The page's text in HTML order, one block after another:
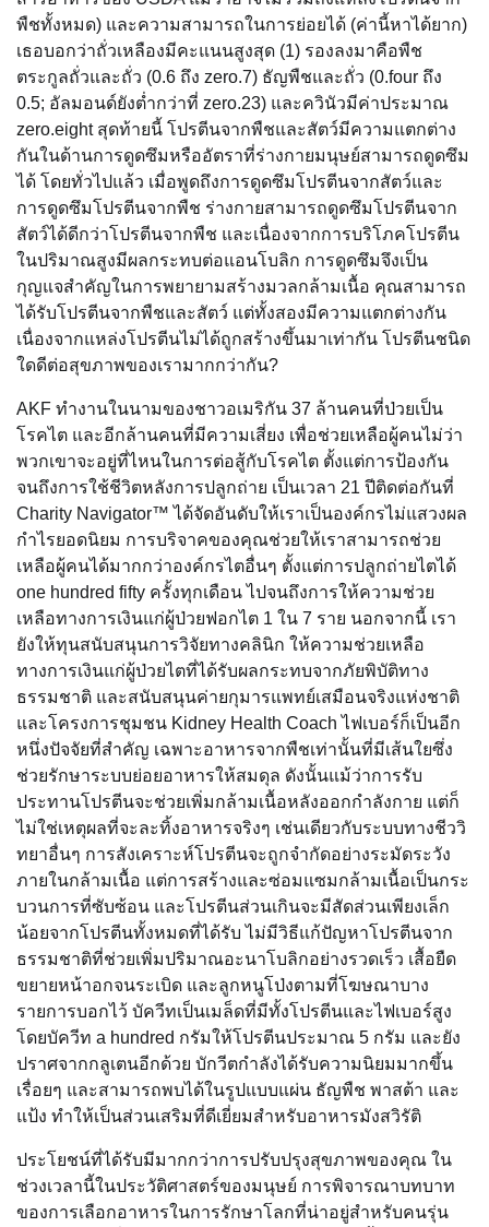
พืชทั้งหมด) และความสามารถในการย่อยได้ (ค่านี้หาได้ยาก)
เธอบอกว่าถั่วเหลืองมีคะแนนสูงสุด (1) รองลงมาคือพืช
ตระกูลถั่วและถั่ว (0.6 ถึง zero.7) ธัญพืชและถั่ว (0.four ถึง
0.5; อัลมอนด์ยังต่ำกว่าที่ zero.23) และควินัวมีค่าประมาณ
zero.eight สุดท้ายนี้ โปรตีนจากพืชและสัตว์มีความแตกต่าง
กันในด้านการดูดซึมหรืออัตราที่ร่างกายมนุษย์สามารถดูดซึม
ได้ โดยทั่วไปแล้ว เมื่อพูดถึงการดูดซึมโปรตีนจากสัตว์และ
การดูดซึมโปรตีนจากพืช ร่างกายสามารถดูดซึมโปรตีนจาก
สัตว์ได้ดีกว่าโปรตีนจากพืช และเนื่องจากการบริโภคโปรตีน
ในปริมาณสูงมีผลกระทบต่อแอนโบลิก การดูดซึมจึงเป็น
กุญแจสำคัญในการพยายามสร้างมวลกล้ามเนื้อ คุณสามารถ
ได้รับโปรตีนจากพืชและสัตว์ แต่ทั้งสองมีความแตกต่างกัน
เนื่องจากแหล่งโปรตีนไม่ได้ถูกสร้างขึ้นมาเท่ากัน โปรตีนชนิด
ใดดีต่อสุขภาพของเรามากกว่ากัน?
AKF ทำงานในนามของชาวอเมริกัน 37 ล้านคนที่ป่วยเป็น
โรคไต และอีกล้านคนที่มีความเสี่ยง เพื่อช่วยเหลือผู้คนไม่ว่า
พวกเขาจะอยู่ที่ไหนในการต่อสู้กับโรคไต ตั้งแต่การป้องกัน
จนถึงการใช้ชีวิตหลังการปลูกถ่าย เป็นเวลา 21 ปีติดต่อกันที่
Charity Navigator™ ได้จัดอันดับให้เราเป็นองค์กรไม่แสวงผล
กำไรยอดนิยม การบริจาคของคุณช่วยให้เราสามารถช่วย
เหลือผู้คนได้มากกว่าองค์กรไตอื่นๆ ตั้งแต่การปลูกถ่ายไตได้
one hundred fifty ครั้งทุกเดือน ไปจนถึงการให้ความช่วย
เหลือทางการเงินแก่ผู้ป่วยฟอกไต 1 ใน 7 ราย นอกจากนี้ เรา
ยังให้ทุนสนับสนุนการวิจัยทางคลินิก ให้ความช่วยเหลือ
ทางการเงินแก่ผู้ป่วยไตที่ได้รับผลกระทบจากภัยพิบัติทาง
ธรรมชาติ และสนับสนุนค่ายกุมารแพทย์เสมือนจริงแห่งชาติ
และโครงการชุมชน Kidney Health Coach ไฟเบอร์ก็เป็นอีก
หนึ่งปัจจัยที่สำคัญ เฉพาะอาหารจากพืชเท่านั้นที่มีเส้นใยซึ่ง
ช่วยรักษาระบบย่อยอาหารให้สมดุล ดังนั้นแม้ว่าการรับ
ประทานโปรตีนจะช่วยเพิ่มกล้ามเนื้อหลังออกกำลังกาย แต่ก็
ไม่ใช่เหตุผลที่จะละทิ้งอาหารจริงๆ เช่นเดียวกับระบบทางชีววิ
ทยาอื่นๆ การสังเคราะห์โปรตีนจะถูกจำกัดอย่างระมัดระวัง
ภายในกล้ามเนื้อ แต่การสร้างและซ่อมแซมกล้ามเนื้อเป็นกระ
บวนการที่ซับซ้อน และโปรตีนส่วนเกินจะมีสัดส่วนเพียงเล็ก
น้อยจากโปรตีนทั้งหมดที่ได้รับ ไม่มีวิธีแก้ปัญหาโปรตีนจาก
ธรรมชาติที่ช่วยเพิ่มปริมาณอะนาโบลิกอย่างรวดเร็ว เสื้อยืด
ขยายหน้าอกจนระเบิด และลูกหนูโป่งตามที่โฆษณาบาง
รายการบอกไว้ บัควีทเป็นเมล็ดที่มีทั้งโปรตีนและไฟเบอร์สูง
โดยบัควีท a hundred กรัมให้โปรตีนประมาณ 5 กรัม และยัง
ปราศจากกลูเตนอีกด้วย บักวีตกำลังได้รับความนิยมมากขึ้น
เรื่อยๆ และสามารถพบได้ในรูปแบบแผ่น ธัญพืช พาสต้า และ
แป้ง ทำให้เป็นส่วนเสริมที่ดีเยี่ยมสำหรับอาหารมังสวิรัติ
ประโยชน์ที่ได้รับมีมากกว่าการปรับปรุงสุขภาพของคุณ ใน
ช่วงเวลานี้ในประวัติศาสตร์ของมนุษย์ การพิจารณาบทบาท
ของการเลือกอาหารในการรักษาโลกที่น่าอยู่สำหรับคนรุ่น